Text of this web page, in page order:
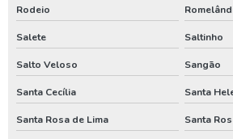
Manutenção de bomba de poço em santa
Manutenção de bomba de poço no paraná
Manutenção de bomba submersa em santa
Manutenção de bomba submersa no paraná
Perfurador de poço em santa catarina
Rodeio
Salete Saltinho
Salto Veloso Sangão
Santa Cecília Santa
Santa Rosa de Lima Santa